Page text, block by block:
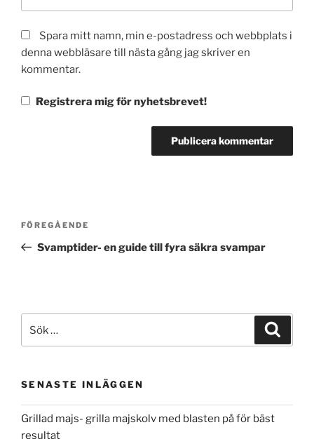
Spara mitt namn, min e-postadress och webbplats i
denna webbläsare till nästa gång jag skriver en
kommentar.
Registrera mig för nyhetsbrevet!
Inläggsnavigering
Föregående
inlägg
FÖREGÅENDE
Svamptider- en guide till fyra säkra svampar
efter:
SENASTE INLÄGGEN
Grillad majs- grilla majskolv med blasten på för bäst
resultat